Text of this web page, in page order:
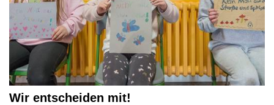
Wir entscheiden mit!